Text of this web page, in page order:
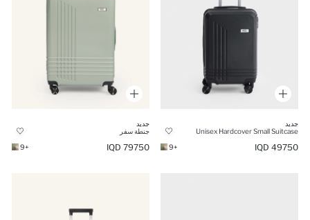
جديد
Unisex Hardcover Small Suitcase
49750 IQD
+9
جديد
جنطة سفر
79750 IQD
+9